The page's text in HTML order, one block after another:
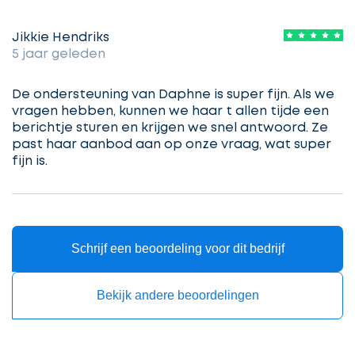
Jikkie Hendriks
5 jaar geleden
De ondersteuning van Daphne is super fijn. Als we
vragen hebben, kunnen we haar t allen tijde een
berichtje sturen en krijgen we snel antwoord. Ze
past haar aanbod aan op onze vraag, wat super
fijn is.
Schrijf een beoordeling voor dit bedrijf
Bekijk andere beoordelingen
Beschrijf
opdracht
Accountant
Ontvang
gratis
3
accountant